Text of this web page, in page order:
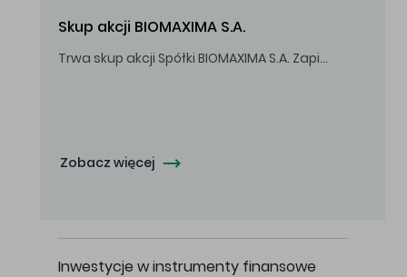
Skup akcji BIOMAXIMA S.A.
Trwa skup akcji Spółki BIOMAXIMA S.A. Zapisy do 4 sierpnia 2026 r. do godz. 16.00.
Zobacz więcej
Inwestycje w instrumenty finansowe